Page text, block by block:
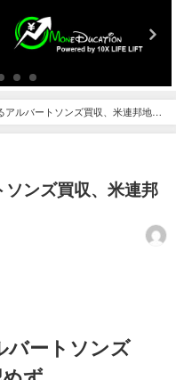
アルバートソンズ買収、米連邦地裁
ンズ買収、米連邦
バートソンズ